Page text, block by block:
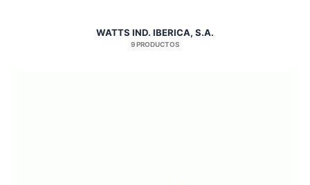
WATTS IND. IBERICA, S.A.
9 PRODUCTOS